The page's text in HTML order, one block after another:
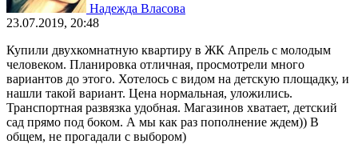
Надежда Власова
23.07.2019, 20:48
Купили двухкомнатную квартиру в ЖК Апрель с молодым
человеком. Планировка отличная, просмотрели много
вариантов до этого. Хотелось с видом на детскую площадку, и
нашли такой вариант. Цена нормальная, уложились.
Транспортная развязка удобная. Магазинов хватает, детский
сад прямо под боком. А мы как раз пополнение ждем)) В
общем, не прогадали с выбором)